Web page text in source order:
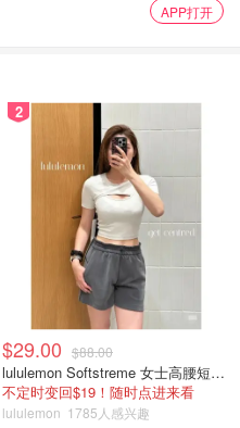
APP打开
2
$29.00 $88.00
lululemon Softstreme 女士高腰短裤 10cm
不定时变回$19！随时点进来看
lululemon 1785人感兴趣